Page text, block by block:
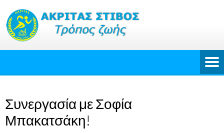
Συνεργασία με Σοφία
Μπακατσάκη!